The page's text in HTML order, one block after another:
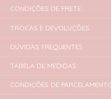
CONDIÇÕES DE FRETE
TROCAS E DEVOLUÇÕES
DÚVIDAS FREQUENTES
TABELA DE MEDIDAS
CONDIÇÕES DE